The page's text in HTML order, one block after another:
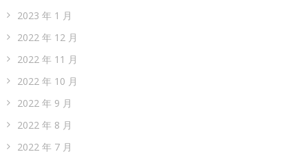
2023 年 1 月
2022 年 12 月
2022 年 11 月
2022 年 10 月
2022 年 9 月
2022 年 8 月
2022 年 7 月